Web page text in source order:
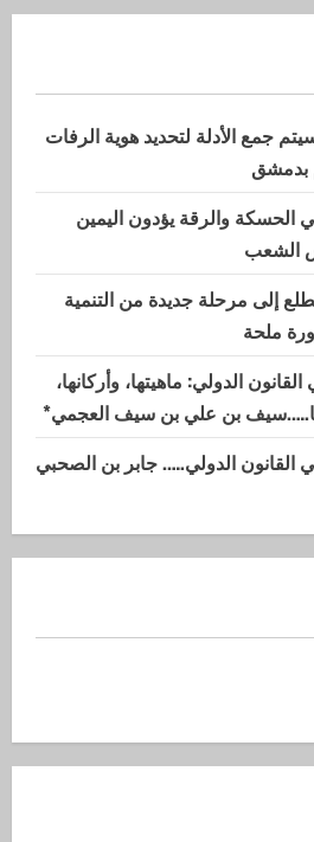
جمع الأدلة لتحديد هوية الرفات
بدمشق
الحسكة والرقة يؤدون اليمين
الشعب
إلى مرحلة جديدة من التنمية
ملحة
الدولي: ماهيتها، وأركانها،
بن علي بن سيف العجمي*
القانون الدولي….. جابر بن الصحبي